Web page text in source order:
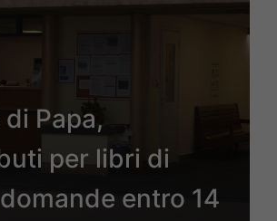
Papa,
per libri di
entro 14